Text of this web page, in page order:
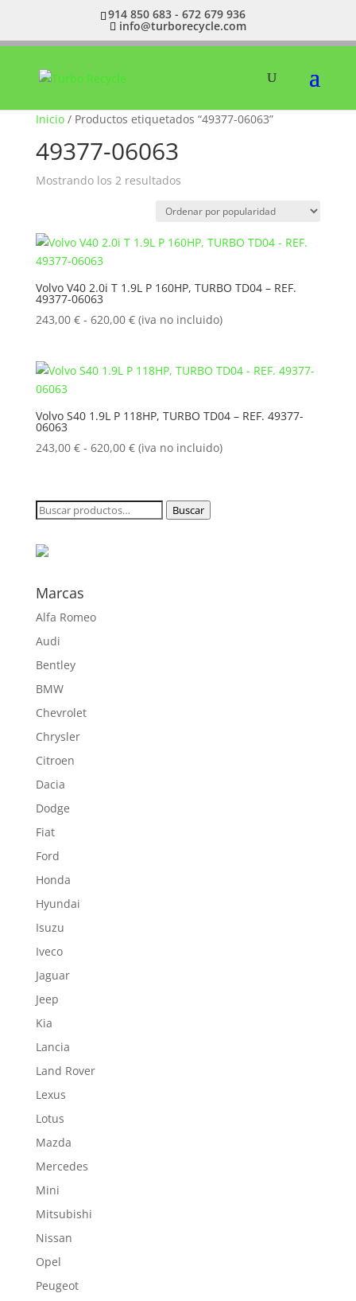
914 850 683 - 672 679 936
info@turborecycle.com
Inicio/ Productos etiquetados “49377-06063”
49377-06063
Mostrando los 2 resultadosOrdenado
popularidad
Volvo V40 2.0i T 1.9L P 160HP, TURBO TD04 – REF.
49377-06063
243,00 € - 620,00 €Rango
desde
hasta
(iva no incluido)
Volvo S40 1.9L P 118HP, TURBO TD04 – REF. 49377-
06063
243,00 € - 620,00 €Rango
desde
243,00 €
(iva no incluido)
Buscar
Buscar
Marcas
Alfa Romeo
Audi
Bentley
BMW
Chevrolet
Chrysler
Citroen
Dacia
Dodge
Fiat
Ford
Honda
Hyundai
Isuzu
Iveco
Jaguar
Jeep
Kia
Lancia
Land Rover
Lexus
Lotus
Mazda
Mercedes
Mini
Mitsubishi
Nissan
Opel
Peugeot